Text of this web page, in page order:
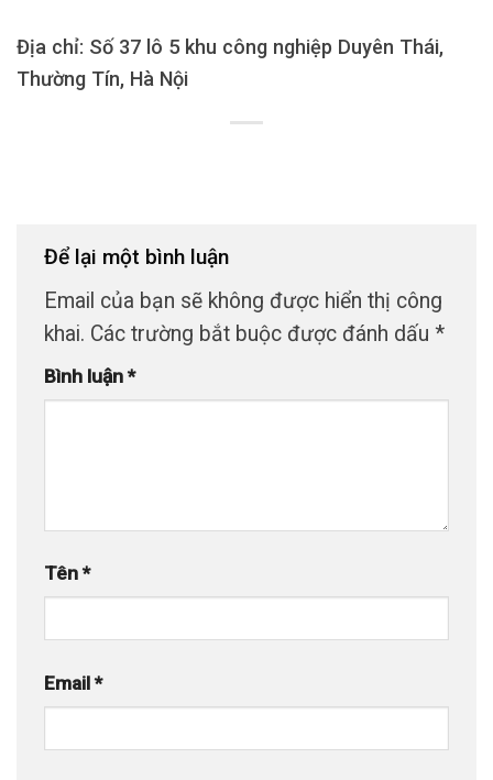
Địa chỉ: Số 37 lô 5 khu công nghiệp Duyên Thái,
Thường Tín, Hà Nội
Để lại một bình luận
Email của bạn sẽ không được hiển thị công
khai. Các trường bắt buộc được đánh dấu *
Bình luận *
Tên *
Email *